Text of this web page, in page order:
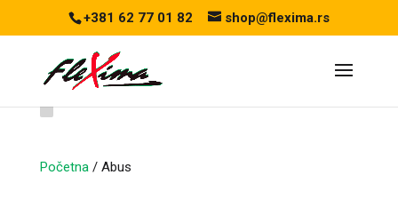
+381 62 77 01 82 shop@flexima.rs
Početna/ Abus